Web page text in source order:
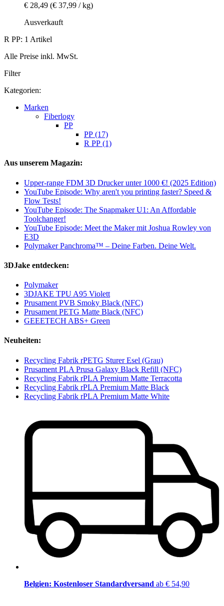
€ 28,49 (€ 37,99 / kg)
Ausverkauft
R PP: 1 Artikel
Alle Preise inkl. MwSt.
Filter
Kategorien:
Marken
Fiberlogy
PP
PP (17)
R PP (1)
Aus unserem Magazin:
Upper-range FDM 3D Drucker unter 1000 €! (2025 Edition)
YouTube Episode: Why aren't you printing faster? Speed &
Flow Tests!
YouTube Episode: The Snapmaker U1: An Affordable
Toolchanger!
YouTube Episode: Meet the Maker mit Joshua Rowley von
E3D
Polymaker Panchroma™ – Deine Farben. Deine Welt.
3DJake entdecken:
Polymaker
3DJAKE TPU A95 Violett
Prusament PVB Smoky Black (NFC)
Prusament PETG Matte Black (NFC)
GEEETECH ABS+ Green
Neuheiten:
Recycling Fabrik rPETG Sturer Esel (Grau)
Prusament PLA Prusa Galaxy Black Refill (NFC)
Recycling Fabrik rPLA Premium Matte Terracotta
Recycling Fabrik rPLA Premium Matte Black
Recycling Fabrik rPLA Premium Matte White
Belgien: Kostenloser Standardversand ab € 54,90